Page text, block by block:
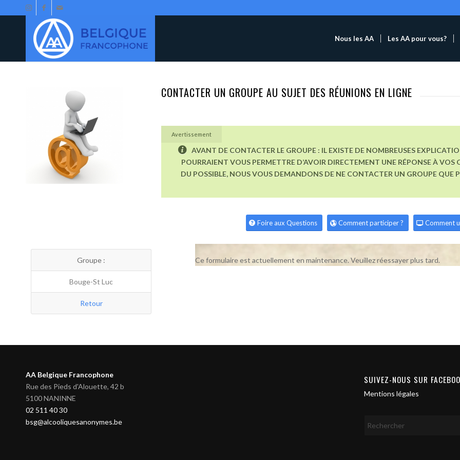
Nous les AA Les AA pour vous?
CONTACTER UN GROUPE AU SUJET DES RÉUNIONS EN LIGNE
Avertissement
AVANT DE CONTACTER LE GROUPE : IL EXISTE DE NOMBREUSES
POURRAIENT VOUS PERMETTRE D’AVOIR DIRECTEMENT UNE RÉPONSE À VOS
DU POSSIBLE, NOUS VOUS DEMANDONS DE NE CONTACTER UN GROUPE QUE
Foire aux Questions Comment participer ? Comment
Groupe :
Bouge-St Luc
Retour
Ce formulaire est actuellement en maintenance. Veuillez réessayer plus tard.
AA Belgique Francophone
Rue des Pieds d'Alouette, 42 b
5100 NANINNE
02 511 40 30
bsg@alcooliquesanonymes.be
SUIVEZ-NOUS SUR
Mentions légales